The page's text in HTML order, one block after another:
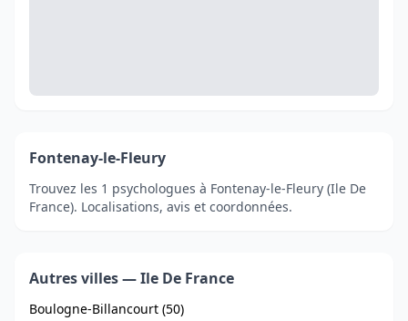
Fontenay-le-Fleury
Trouvez les 1 psychologues à Fontenay-le-Fleury (Ile De
France). Localisations, avis et coordonnées.
Autres villes — Ile De France
Boulogne-Billancourt (50)